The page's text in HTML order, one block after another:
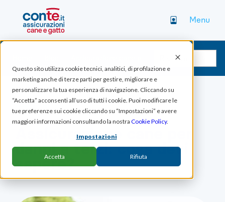
Questo sito utilizza cookie tecnici, analitici, di profilazione e
marketing anche di terze parti per gestire, migliorare e
personalizzare la tua esperienza di navigazione. Cliccando su
“Accetta” acconsenti all’uso di tutti i cookie. Puoi modificare le
tue preferenze sui cookie cliccando su “Impostazioni” e avere
maggiori informazioni consultando la nostra Cookie Policy.
Impostazioni
Accetta Rifiuta
Menu
Assicurazione cane per
danni a terzi: cosa devi
sapere?